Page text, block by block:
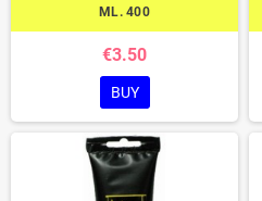
ML. 400
€3.50
BUY